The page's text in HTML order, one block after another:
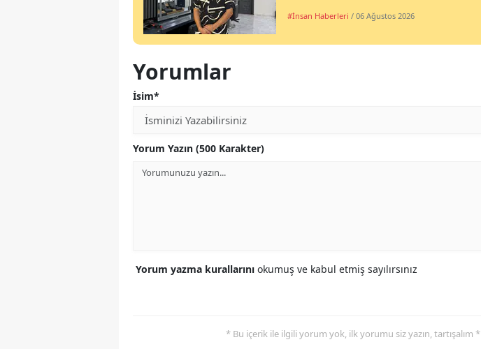
#İnsan Haberleri / 06 Ağustos 2026
Yorumlar
İsim*
Yorum Yazın (500 Karakter)
Yorum yazma kurallarını okumuş ve kabul etmiş sayılırsınız
* Bu içerik ile ilgili yorum yok, ilk yorumu siz yazın, tartışalım *